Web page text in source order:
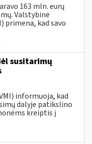
163 mln. eurų
Valstybinė
primena, kad savo
susitarimų
informuoja, kad
dalyje patikslino
kreiptis į